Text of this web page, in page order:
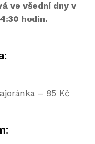
ve všední dny v
hodin.
– 85 Kč